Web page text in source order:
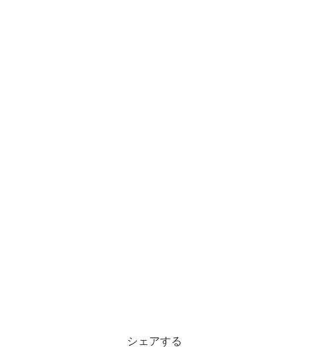
シェアする